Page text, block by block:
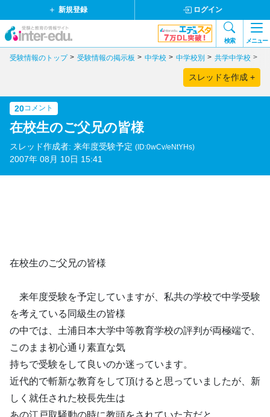
新規登録 ログイン
検索 メニュー
受験情報のトップ 受験情報の掲示板 中学校 中学校別 共学中学校
スレッドを作成 +
20コメント
在校生のご父兄の皆様
スレッド作成者: 来年度受験予定 (ID:0wCv/eNtYHs)
2007年 08月 10日 15:41
在校生のご父兄の皆様
来年度受験を予定していますが、私共の学校で中学受験
を考えている同級生の皆様
の中では、土浦日本大学中等教育学校の評判が両極端で、
このまま初心通り素直な気
持ちで受験をして良いのか迷っています。
近代的で斬新な教育をして頂けると思っていましたが、新
しく就任された校長先生は
あの江戸取騒動の時に教頭をされていた方だと